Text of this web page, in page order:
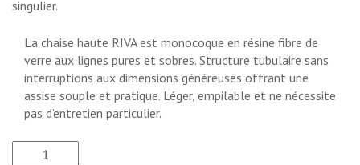
singulier.
La chaise haute RIVA est monocoque en résine fibre de
verre aux lignes pures et sobres. Structure tubulaire sans
interruptions aux dimensions généreuses offrant une
assise souple et pratique. Léger, empilable et ne nécessite
pas d’entretien particulier.